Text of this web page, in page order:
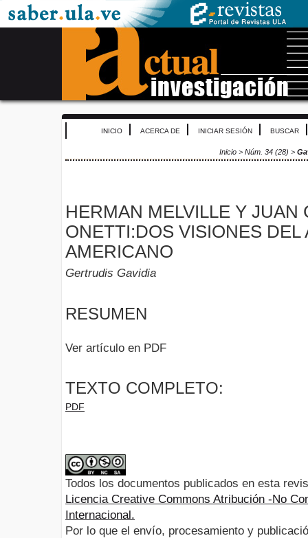
INICIO ACERCA DE INICIAR SESIÓN BUSCAR
Inicio> Núm. 34 (28) >
HERMAN MELVILLE Y JUAN
ONETTI:DOS VISIONES DEL
AMERICANO
Gertrudis Gavidia
RESUMEN
Ver artículo en PDF
TEXTO COMPLETO:
PDF
Todos los documentos publicados en esta
Licencia Creative Commons Atribución -No
Internacional.
Por lo que el envío, procesamiento y